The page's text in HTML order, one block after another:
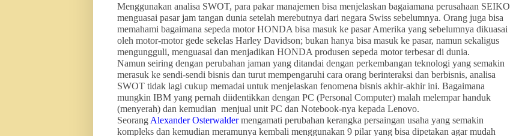
Menggunakan analisa SWOT, para pakar manajemen bisa menjelaskan bagaiamana perusahaan SEIKO
menguasai pasar jam tangan dunia setelah merebutnya dari negara Swiss sebelumnya. Orang juga bisa
memahami bagaimana sepeda motor HONDA bisa masuk ke pasar Amerika yang sebelumnya dikuasai
oleh motor-motor gede sekelas Harley Davidson; bukan hanya bisa masuk ke pasar, namun sekaligus
mengungguli, menguasai dan menjadikan HONDA produsen sepeda motor terbesar di dunia.
Namun seiring dengan perubahan jaman yang ditandai dengan perkembangan teknologi yang semakin
merasuk ke sendi-sendi bisnis dan turut mempengaruhi cara orang berinteraksi dan berbisnis, analisa
SWOT tidak lagi cukup memadai untuk menjelaskan fenomena bisnis akhir-akhir ini. Bagaimana
mungkin IBM yang pernah diidentikkan dengan PC (Personal Computer) malah melempar handuk
(menyerah) dan kemudian menjual unit PC dan Notebook-nya kepada Lenovo.
Seorang Alexander Osterwaldermengamati perubahan kerangka persaingan usaha yang semakin
kompleks dan kemudian meramunya kembali menggunakan 9 pilar yang bisa dipetakan agar mudah